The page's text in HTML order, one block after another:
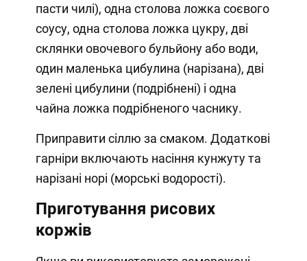
пасти чилі), одна столова ложка соєвого
соусу, одна столова ложка цукру, дві
склянки овочевого бульйону або води,
один маленька цибулина (нарізана), дві
зелені цибулини (подрібнені) і одна
чайна ложка подрібненого часнику.
Приправити сіллю за смаком. Додаткові
гарніри включають насіння кунжуту та
нарізані норі (морські водорості).
Приготування рисових
коржів